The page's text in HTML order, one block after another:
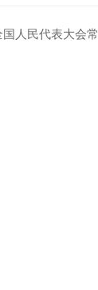
人民代表大会常